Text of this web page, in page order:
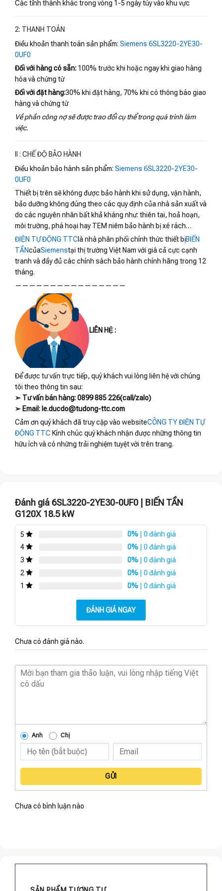
Các tỉnh thành khác trong vòng 1-5 ngày tùy vào khu vực
2: THANH TOÁN
Điều khoản thanh toán sản phẩm: Siemens 6SL3220-2YE30-
0UF0
Đối với hàng có sẵn: 100% trước khi hoặc ngay khi giao hàng
hóa và chứng từ
Đối với đặt hàng:30% khi đặt hàng, 70% khi có thông báo giao
hàng và chứng từ
Về phần công nợ sẽ được trao đổi cụ thể trong quá trình làm
việc.
II : CHẾ ĐỘ BẢO HÀNH
Điều khoản bảo hành sản phẩm: Siemens 6SL3220-2YE30-
0UF0
Thiết bị trên sẽ không được bảo hành khi sử dụng, vận hành,
bảo dưỡng không đúng theo các quy định của nhà sản xuất và
do các nguyên nhân bất khả kháng như: thiên tai, hoả hoạn,
môi trường, phá hoại hay TEM niêm bảo hành bị xé rách…
ĐIỆN TỰ ĐỘNG TTC là nhà phân phối chính thức thiết bịBIẾN
TẦNcủaSiemenstại thị trường Việt Nam với giá cả cực cạnh
tranh và đầy đủ các chính sách bảo hành chính hãng trong 12
tháng.
————————————————
LIÊN HỆ :
Để được tư vấn trực tiếp, quý khách vui lòng liên hệ với chúng
tôi theo thông tin sau:
➢ Tư vấn bán hàng: 0899 885 226(call/zalo)
➢ Email: le.ducdo@tudong-ttc.com
Cảm ơn quý khách đã truy cập vào websiteCÔNG TY ĐIỆN TỰ
ĐỘNG TTC Kính chúc quý khách nhận được những thông tin
hữu ích và có những trải nghiệm tuyệt vời trên trang.
Đánh giá 6SL3220-2YE30-0UF0 | BIẾN TẦN
G120X 18.5 kW
5 0% | 0 đánh giá
4
0% | 0 đánh giá
3
0% | 0 đánh giá
2
0% | 0 đánh giá
1
0% | 0 đánh giá
ĐÁNH GIÁ NGAY
Chưa có đánh giá nào.
Anh Chị
GỬI
Chưa có bình luận nào